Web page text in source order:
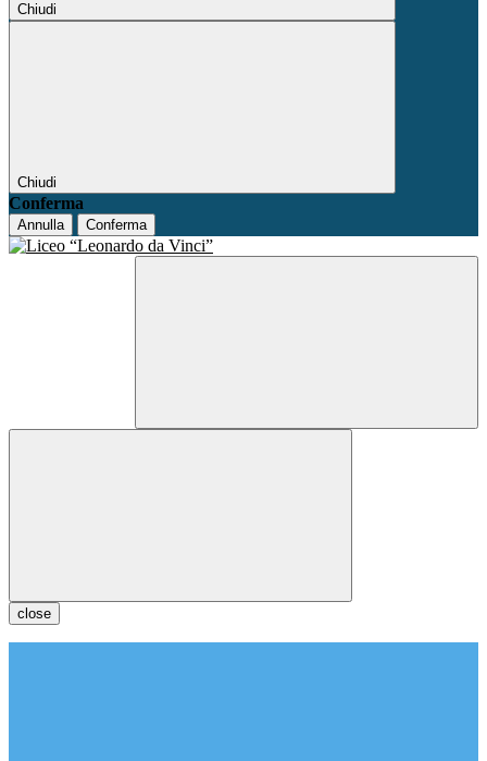
Chiudi
Chiudi
Conferma
Annulla Conferma
close